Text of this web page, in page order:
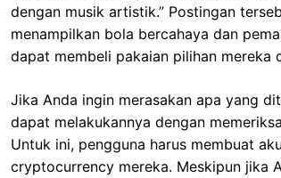
dengan musik artistik.” Postingan
menampilkan bola bercahaya dan
dapat membeli pakaian pilihan mereka
Jika Anda ingin merasakan apa yang
dapat melakukannya dengan
Untuk ini, pengguna harus membuat
cryptocurrency mereka. Meskipun jika